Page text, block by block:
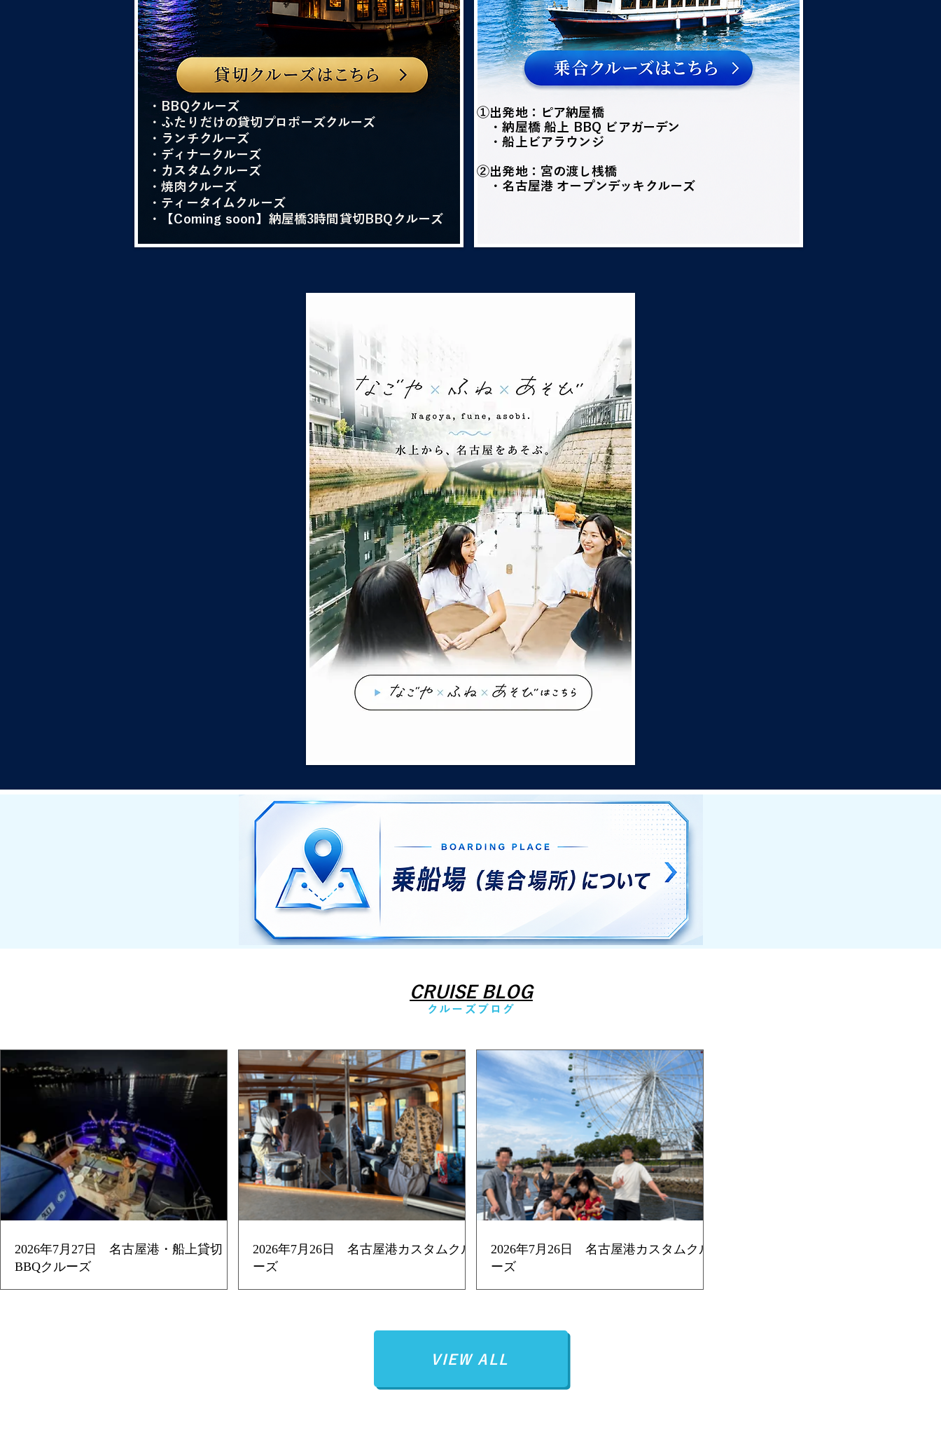
・BBQクルーズ
・ふたりだけの貸切プロポーズクルーズ
・ランチクルーズ
・ディナークルーズ
・カスタムクルーズ
・焼肉クルーズ
・ティータイムクルーズ
​・
【Coming soon】 納屋橋3時間貸切BBQクルーズ
①出発地：ピア納屋橋
・納屋橋 船上 BBQ ビアガーデン
・船上ビアラウンジ
②出発地：宮の渡し桟橋
・名古屋港 オープンデッキクルーズ
CRUISE BLOG
クルーズブログ
2026年7月27日 名古屋港・船上貸切
BBQクルーズ
2026年7月26日 名古屋港カスタムクル
ーズ
2026年7月26日 名古屋港カスタムクル
ーズ
VIEW ALL